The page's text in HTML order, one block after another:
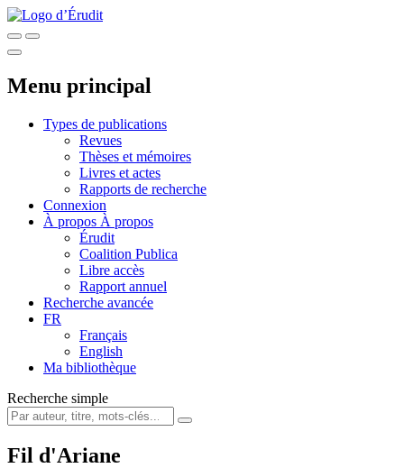
Menu principal
Types de publications
Revues
Thèses et mémoires
Livres et actes
Rapports de recherche
Connexion
À propos À propos
Érudit
Coalition Publica
Libre accès
Rapport annuel
Recherche avancée
FR
Français
English
Ma bibliothèque
Recherche simple
Fil d'Ariane